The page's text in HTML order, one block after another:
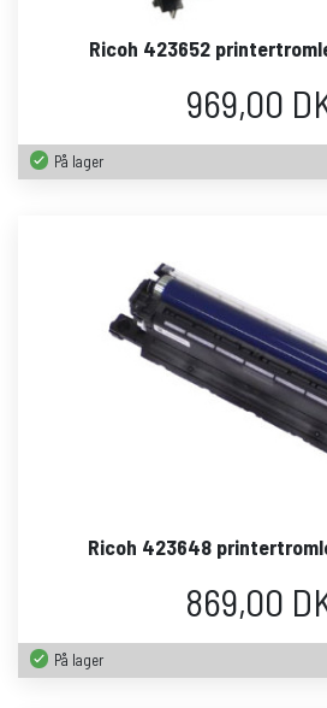
Ricoh 423652
969,00
På lager
Ricoh 423648
869,00
På lager